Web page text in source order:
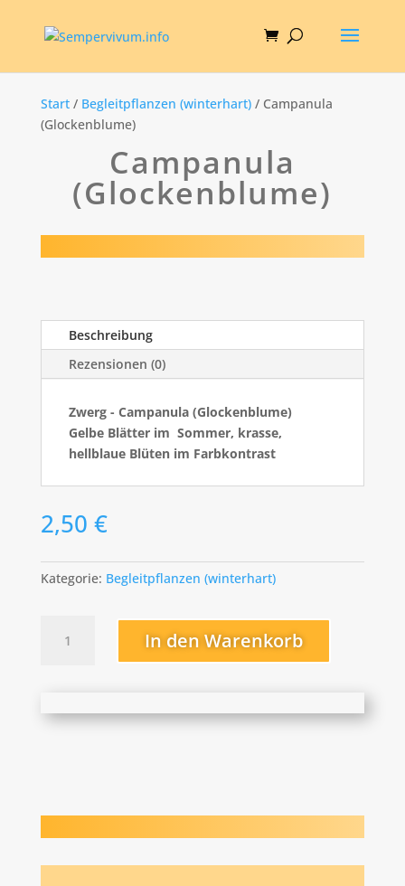
Start/ Begleitpflanzen (winterhart)/ Campanula
(Glockenblume)
Campanula
(Glockenblume)
Beschreibung
Rezensionen (0)
Zwerg - Campanula (Glockenblume)
Gelbe Blätter im Sommer, krasse,
hellblaue Blüten im Farbkontrast
2,50 €
Kategorie: Begleitpflanzen (winterhart)
(Glockenblume)
In den Warenkorb